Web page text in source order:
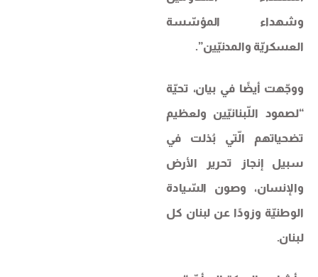
وشهداء المؤسّسة
العسكريّة والمدنيّين”.
ووجّهت أيضًا في بيان، تحيّة
“لصمود اللّبنانيّين ولعظيم
تضحياتهم الّتي بُذلت في
سبيل إنجاز تحرير الأرض
والإنسان، وصون السّيادة
الوطنيّة وزودًا عن لبنان كل
لبنان.